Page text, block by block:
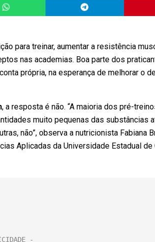
para treinar, aumentar a resistência
nas academias. Boa parte dos
própria, na esperança de melhorar o
, a resposta é não. “A maioria dos pré-
muito pequenas das substâncias
não”, observa a nutricionista Fabiana
Aplicadas da Universidade Estadual de